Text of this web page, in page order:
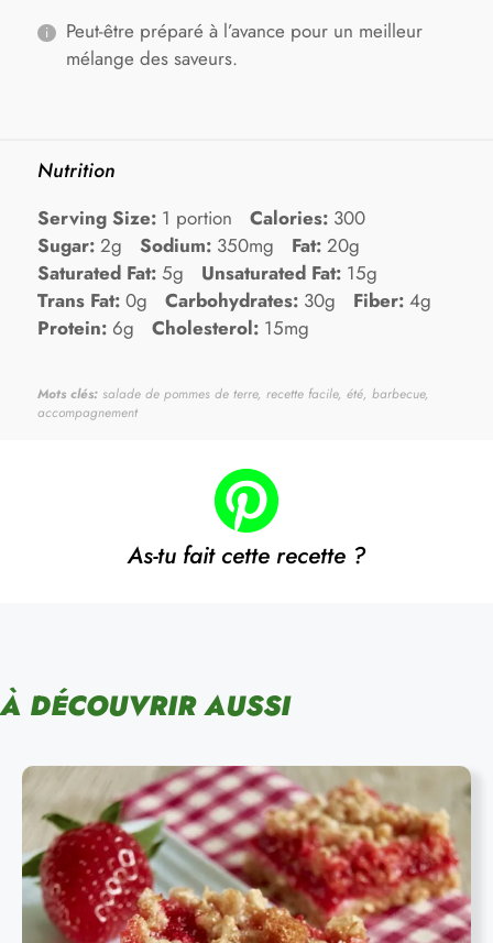
Peut-être préparé à l’avance pour un meilleur
mélange des saveurs.
Nutrition
Serving Size: 1 portion Calories: 300
Sugar: 2g Sodium: 350mg Fat: 20g
Saturated Fat: 5g Unsaturated Fat: 15g
Trans Fat: 0g Carbohydrates: 30g Fiber: 4g
Protein: 6g Cholesterol: 15mg
Mots clés: salade de pommes de terre, recette facile, été, barbecue,
accompagnement
As-tu fait cette recette ?
À DÉCOUVRIR AUSSI